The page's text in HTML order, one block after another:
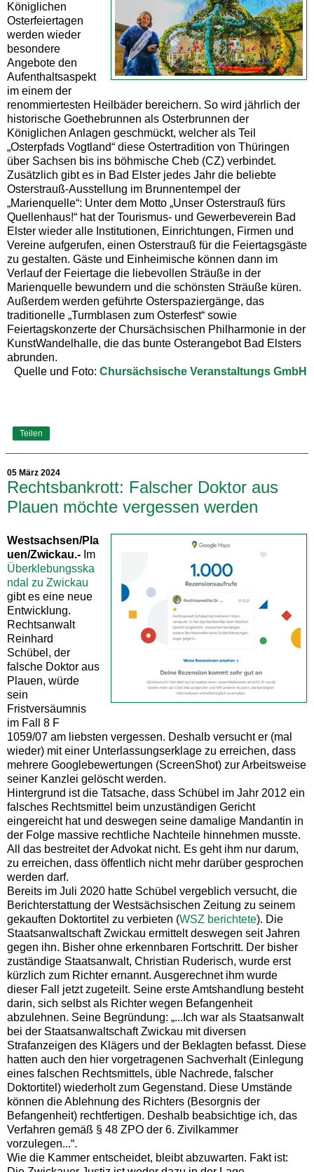
Königlichen
Osterfeiertagen
werden wieder
besondere
Angebote den
Aufenthaltsaspekt
im einem der
renommiertesten Heilbäder bereichern. So wird jährlich der
historische Goethebrunnen als Osterbrunnen der
Königlichen Anlagen geschmückt, welcher als Teil
„Osterpfads Vogtland“ diese Ostertradition von Thüringen
über Sachsen bis ins böhmische Cheb (CZ) verbindet.
Zusätzlich gibt es in Bad Elster jedes Jahr die beliebte
Osterstrauß-Ausstellung im Brunnentempel der
„Marienquelle“: Unter dem Motto „Unser Osterstrauß fürs
Quellenhaus!“ hat der Tourismus- und Gewerbeverein Bad
Elster wieder alle Institutionen, Einrichtungen, Firmen und
Vereine aufgerufen, einen Osterstrauß für die Feiertagsgäste
zu gestalten. Gäste und Einheimische können dann im
Verlauf der Feiertage die liebevollen Sträuße in der
Marienquelle bewundern und die schönsten Sträuße küren.
Außerdem werden geführte Osterspaziergänge, das
traditionelle „Turmblasen zum Osterfest“ sowie
Feiertagskonzerte der Chursächsischen Philharmonie in der
KunstWandelhalle, die das bunte Osterangebot Bad Elsters
abrunden.
Quelle und Foto: Chursächsische Veranstaltungs GmbH
Teilen
05 März 2024
Rechtsbankrott: Falscher Doktor aus
Plauen möchte vergessen werden
Westsachsen/Pla
uen/Zwickau.- Im
Überklebungsska
ndal zu Zwickau
gibt es eine neue
Entwicklung.
Rechtsanwalt
Reinhard
Schübel, der
falsche Doktor aus
Plauen, würde
sein
Fristversäumnis
im Fall 8 F
1059/07 am liebsten vergessen. Deshalb versucht er (mal
wieder) mit einer Unterlassungserklage zu erreichen, dass
mehrere Googlebewertungen (ScreenShot) zur Arbeitsweise
seiner Kanzlei gelöscht werden.
Hintergrund ist die Tatsache, dass Schübel im Jahr 2012 ein
falsches Rechtsmittel beim unzuständigen Gericht
eingereicht hat und deswegen seine damalige Mandantin in
der Folge massive rechtliche Nachteile hinnehmen musste.
All das bestreitet der Advokat nicht. Es geht ihm nur darum,
zu erreichen, dass öffentlich nicht mehr darüber gesprochen
werden darf.
Bereits im Juli 2020 hatte Schübel vergeblich versucht, die
Berichterstattung der Westsächsischen Zeitung zu seinem
gekauften Doktortitel zu verbieten (WSZ berichtete). Die
Staatsanwaltschaft Zwickau ermittelt deswegen seit Jahren
gegen ihn. Bisher ohne erkennbaren Fortschritt. Der bisher
zuständige Staatsanwalt, Christian Ruderisch, wurde erst
kürzlich zum Richter ernannt. Ausgerechnet ihm wurde
dieser Fall jetzt zugeteilt. Seine erste Amtshandlung besteht
darin, sich selbst als Richter wegen Befangenheit
abzulehnen. Seine Begründung: „...Ich war als Staatsanwalt
bei der Staatsanwaltschaft Zwickau mit diversen
Strafanzeigen des Klägers und der Beklagten befasst. Diese
hatten auch den hier vorgetragenen Sachverhalt (Einlegung
eines falschen Rechtsmittels, üble Nachrede, falscher
Doktortitel) wiederholt zum Gegenstand. Diese Umstände
können die Ablehnung des Richters (Besorgnis der
Befangenheit) rechtfertigen. Deshalb beabsichtige ich, das
Verfahren gemäß § 48 ZPO der 6. Zivilkammer
vorzulegen...“.
Wie die Kammer entscheidet, bleibt abzuwarten. Fakt ist: